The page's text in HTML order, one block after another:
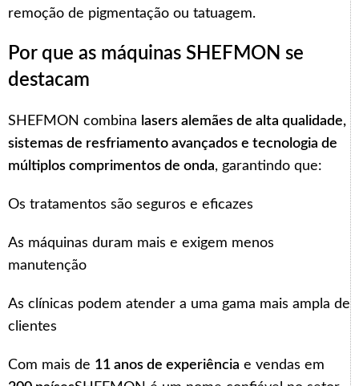
remoção de pigmentação ou tatuagem.
Por que as máquinas SHEFMON se
destacam
SHEFMON combina lasers alemães de alta qualidade,
sistemas de resfriamento avançados e tecnologia de
múltiplos comprimentos de onda, garantindo que:
Os tratamentos são seguros e eficazes
As máquinas duram mais e exigem menos
manutenção
As clínicas podem atender a uma gama mais ampla de
clientes
Com mais de 11 anos de experiência e vendas em